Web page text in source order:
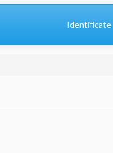
Identifícate